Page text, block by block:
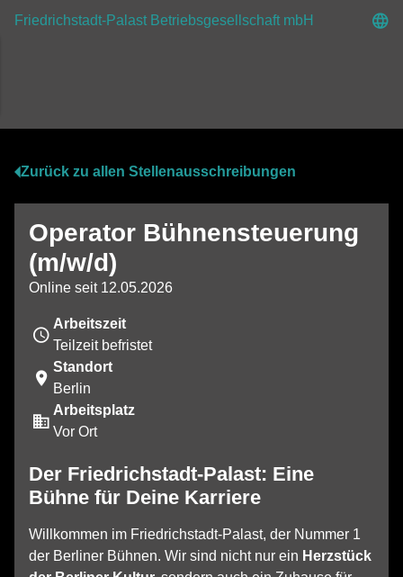
Friedrichstadt-Palast Betriebsgesellschaft mbH
Zurück zu allen Stellenausschreibungen
Operator Bühnensteuerung
(m/w/d)
Online seit 12.05.2026
Arbeitszeit
Teilzeit befristet
Standort
Berlin
Arbeitsplatz
Vor Ort
Der Friedrichstadt-Palast: Eine
Bühne für Deine Karriere
Willkommen im Friedrichstadt-Palast, der Nummer 1
der Berliner Bühnen. Wir sind nicht nur ein Herzstück